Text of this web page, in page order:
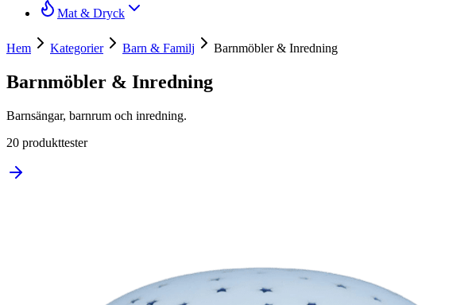
Mat & Dryck
Hem Kategorier Barn & Familj Barnmöbler & Inredning
Barnmöbler & Inredning
Barnsängar, barnrum och inredning.
20 produkttester